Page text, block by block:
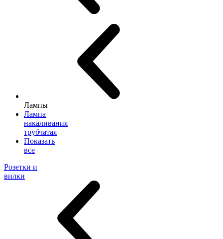
Лампы
Лампа
накаливания
трубчатая
Показать
все
Розетки и
вилки